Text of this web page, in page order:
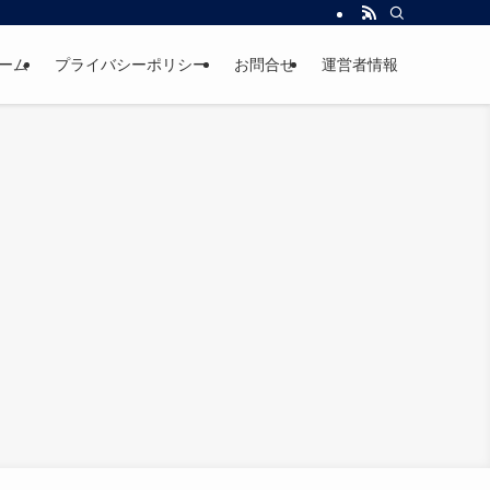
ム プライバシーポリシー お問合せ 運営者情報